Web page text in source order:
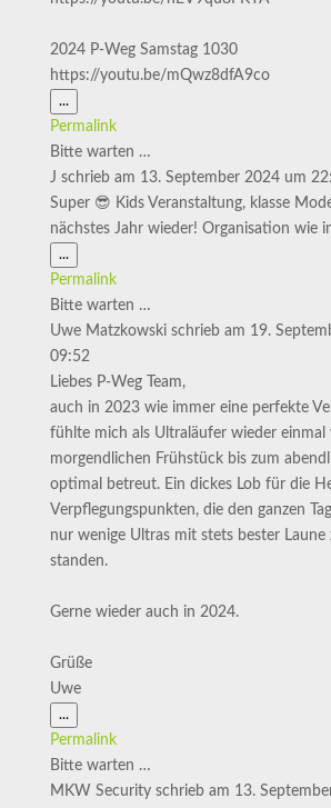
2024 P-Weg Samstag 1030
https://youtu.be/mQwz8dfA9co
...Diese
Metabox
Permalink
Bitte warten …
J schrieb am 13. September 2024 um
Super 😎 Kids Veranstaltung, klasse
nächstes Jahr wieder! Organisation wie
...Diese
Metabox
Permalink
Bitte warten …
Uwe Matzkowski schrieb am 19.
09:52
Liebes P-Weg Team,
auch in 2023 wie immer eine perfekte
fühlte mich als Ultraläufer wieder einmal
morgendlichen Frühstück bis zum
optimal betreut. Ein dickes Lob für die
Verpflegungspunkten, die den ganzen
nur wenige Ultras mit stets bester Laune
standen.
Gerne wieder auch in 2024.
Grüße
Uwe
...Diese
Metabox
Permalink
Bitte warten …
MKW Security schrieb am 13.